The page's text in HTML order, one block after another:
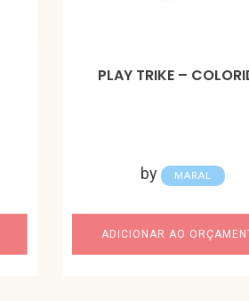
PLAY TRIKE –
by MARAL
ADICIONAR AO